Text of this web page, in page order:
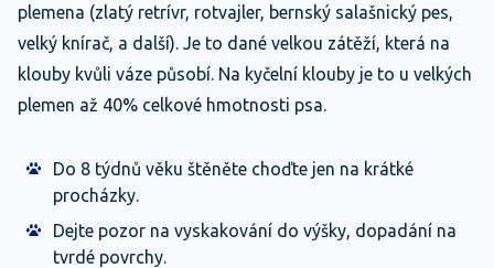
plemena (zlatý retrívr, rotvajler, bernský salašnický pes,
velký knírač, a další). Je to dané velkou zátěží, která na
klouby kvůli váze působí. Na kyčelní klouby je to u velkých
plemen až 40% celkové hmotnosti psa.
Do 8 týdnů věku štěněte choďte jen na krátké
procházky.
Dejte pozor na vyskakování do výšky, dopadání na
tvrdé povrchy.